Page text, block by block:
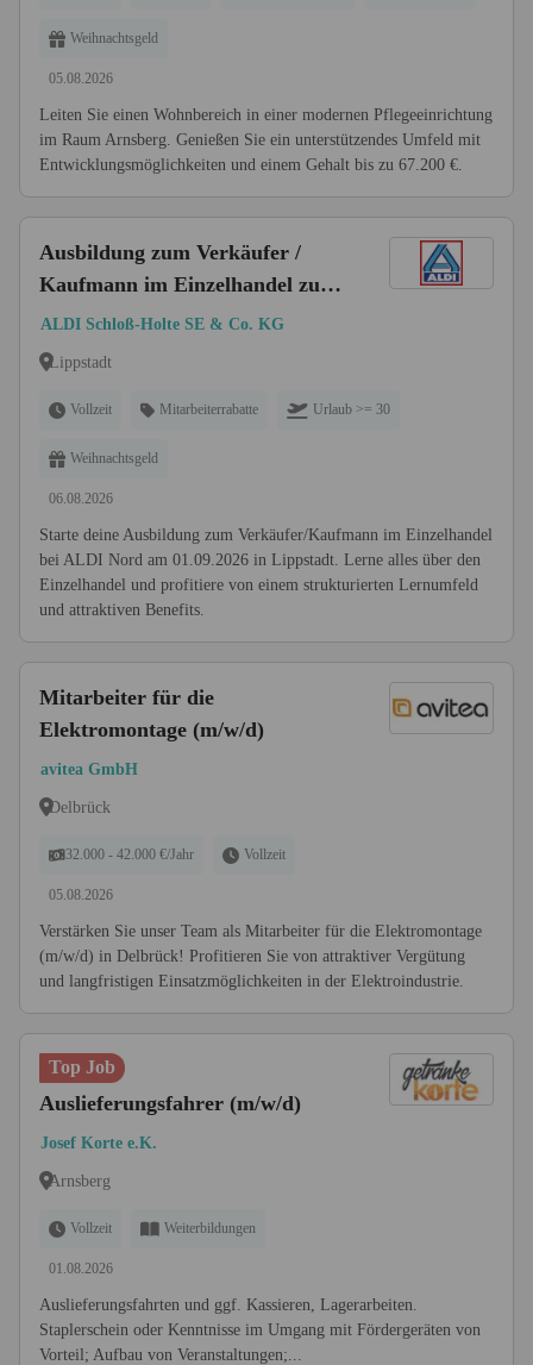
Weihnachtsgeld
05.08.2026
Leiten Sie einen Wohnbereich in einer modernen Pflegeeinrichtung
im Raum Arnsberg. Genießen Sie ein unterstützendes Umfeld mit
Entwicklungsmöglichkeiten und einem Gehalt bis zu 67.200 €.
Ausbildung zum Verkäufer /
Kaufmann im Einzelhandel zum
01.09.2026 (m/w/d)
ALDI Schloß-Holte SE & Co. KG
Lippstadt
Vollzeit Mitarbeiterrabatte Urlaub >= 30
Weihnachtsgeld
06.08.2026
Starte deine Ausbildung zum Verkäufer/Kaufmann im Einzelhandel
bei ALDI Nord am 01.09.2026 in Lippstadt. Lerne alles über den
Einzelhandel und profitiere von einem strukturierten Lernumfeld
und attraktiven Benefits.
Mitarbeiter für die
Elektromontage (m/w/d)
avitea GmbH
Delbrück
32.000 - 42.000 €/Jahr Vollzeit
05.08.2026
Verstärken Sie unser Team als Mitarbeiter für die Elektromontage
(m/w/d) in Delbrück! Profitieren Sie von attraktiver Vergütung
und langfristigen Einsatzmöglichkeiten in der Elektroindustrie.
Top Job
Auslieferungsfahrer (m/w/d)
Josef Korte e.K.
Arnsberg
Vollzeit Weiterbildungen
01.08.2026
Auslieferungsfahrten und ggf. Kassieren, Lagerarbeiten.
Staplerschein oder Kenntnisse im Umgang mit Fördergeräten von
Vorteil; Aufbau von Veranstaltungen;...